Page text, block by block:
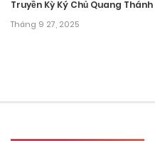
Chương 1
Truyền Kỳ Ký Chủ Quang Thánh
Tháng 9 27, 2025